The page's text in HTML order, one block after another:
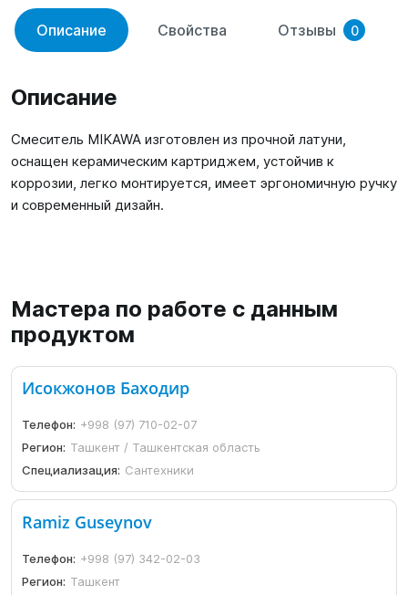
Описание Свойства Отзывы 0
Описание
Смеситель MIKAWA изготовлен из прочной латуни,
оснащен керамическим картриджем, устойчив к
коррозии, легко монтируется, имеет эргономичную ручку
и современный дизайн.
Мастера по работе с данным
продуктом
Исокжонов Баходир
Телефон: +998 (97) 710-02-07
Регион: Ташкент / Ташкентская область
Специализация: Сантехники
Ramiz Guseynov
Телефон: +998 (97) 342-02-03
Регион: Ташкент